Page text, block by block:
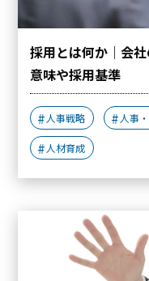
採用とは何か｜会
意味や採用基準
人事戦略 人事
人材育成